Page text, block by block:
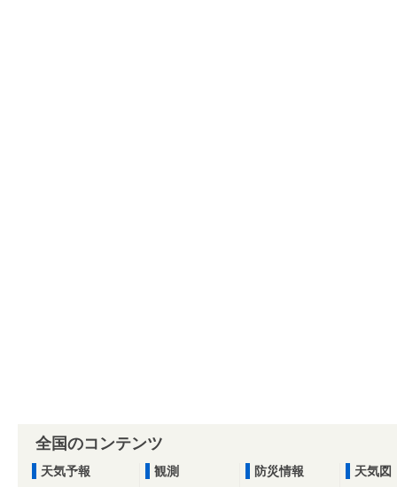
全国のコンテンツ
天気予報
観測
防災情報
天気図